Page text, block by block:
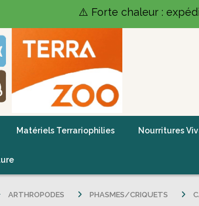
⚠️ Forte chaleur :
Matériels Terrariophilies Nourritures
ARTHROPODES PHASMES/CRIQUETS